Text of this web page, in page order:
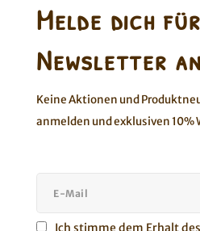
Melde dich
Newsletter
Keine Aktionen und
anmelden und exklusiven
Ich stimme dem Erhalt